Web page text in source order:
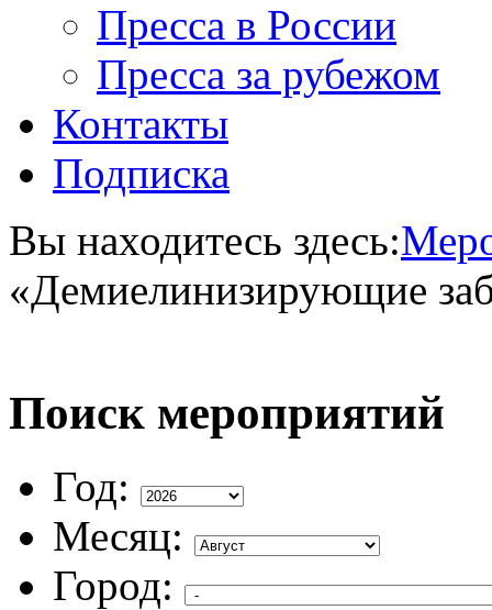
Пресса в России
Пресса за рубежом
Контакты
Подписка
Вы находитесь здесь:
«Демиелинизирующие
Поиск мероприятий
Год:
Месяц:
Город: